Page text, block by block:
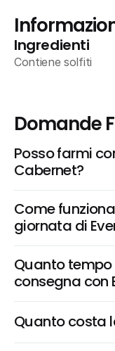
Ingredienti
Contiene solfiti
Domande
Posso farmi
Cabernet?
Come
giornata di
Quanto tempo
consegna con
Quanto costa